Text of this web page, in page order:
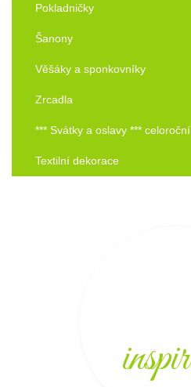
Pokladničky
Šanony
Věšáky a sponkovníky
Zrcadla
*** Svátky a oslavy ***
Textilní dekorace